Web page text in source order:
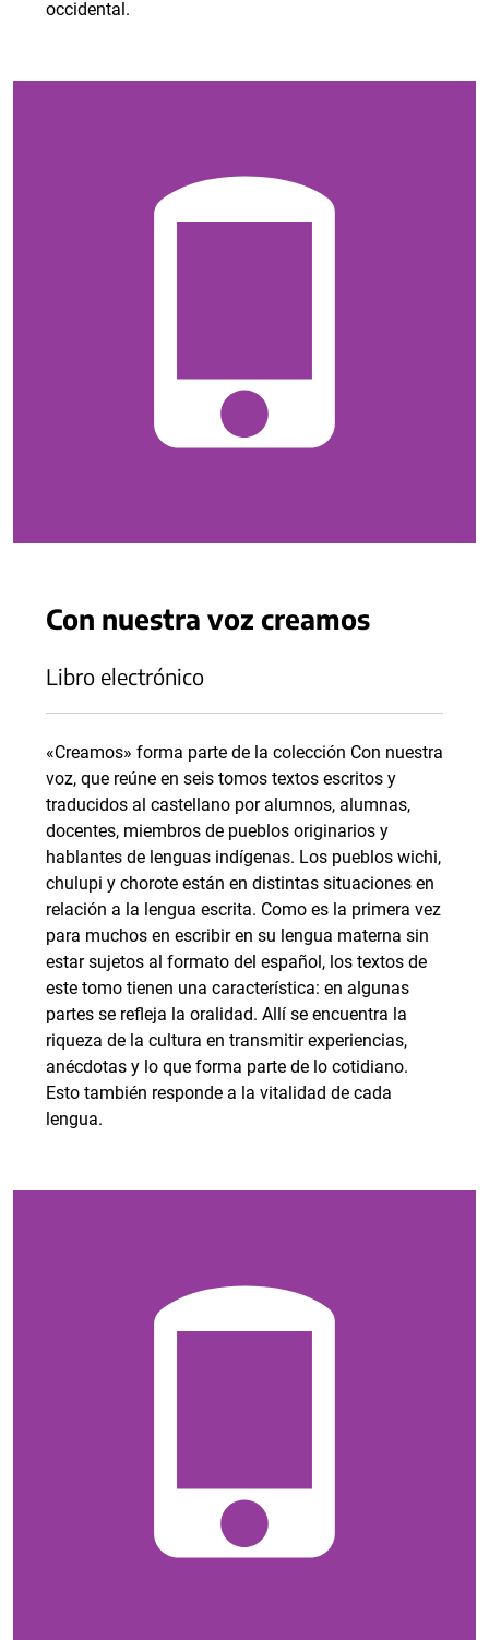
occidental.
Con nuestra voz creamos
Libro electrónico
«Creamos» forma parte de la colección Con nuestra
voz, que reúne en seis tomos textos escritos y
traducidos al castellano por alumnos, alumnas,
docentes, miembros de pueblos originarios y
hablantes de lenguas indígenas. Los pueblos wichi,
chulupi y chorote están en distintas situaciones en
relación a la lengua escrita. Como es la primera vez
para muchos en escribir en su lengua materna sin
estar sujetos al formato del español, los textos de
este tomo tienen una característica: en algunas
partes se refleja la oralidad. Allí se encuentra la
riqueza de la cultura en transmitir experiencias,
anécdotas y lo que forma parte de lo cotidiano.
Esto también responde a la vitalidad de cada
lengua.